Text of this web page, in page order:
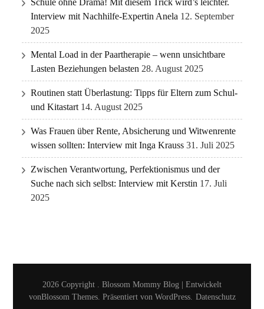
Interview mit Nachhilfe-Expertin Anela 12. September
2025
Mental Load in der Paartherapie – wenn unsichtbare
Lasten Beziehungen belasten 28. August 2025
Routinen statt Überlastung: Tipps für Eltern zum Schul-
und Kitastart 14. August 2025
Was Frauen über Rente, Absicherung und Witwenrente
wissen sollten: Interview mit Inga Krauss 31. Juli 2025
Zwischen Verantwortung, Perfektionismus und der
Suche nach sich selbst: Interview mit Kerstin 17. Juli
2025
2026 Copyright
Blossom Mommy Blog | Entwickelt
vonBlossom Themes. Präsentiert von WordPress. Datenschutz